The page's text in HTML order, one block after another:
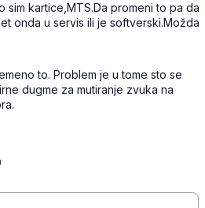
sim kartice,MTS.Da promeni to pa da
onda u servis ili je softverski.Možda
to. Problem je u tome sto se
dugme za mutiranje zvuka na